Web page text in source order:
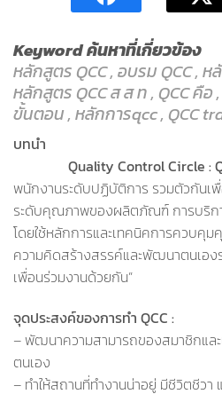
Keyword ค้นหาที่เกี่ยวข้อง
หลักสูตร QCC, อบรม QCC, ห
หลักสูตร QCC ส ส ท, QCC คือ
ขั้นตอน , หลักการqcc , QCC
บทนำ
Quality Control Circle :
พนักงานระดับปฏิบัติการ รวมตัวกันเ
ระดับคุณภาพของผลิตภัณฑ์ การบริก
โดยใช้หลักการและเทคนิคการควบคุ
ความคิดสร้างสรรค์และพัฒนาตนเอ
เพื่อนร่วมงานด้วยกัน”
จุดประสงค์ของการทำ QCC :
– พัฒนาความสามารถของสมาชิกแล
ตนเอง
– ทำให้สถานที่ทำงานน่าอยู่ มีชีวิตชีวา